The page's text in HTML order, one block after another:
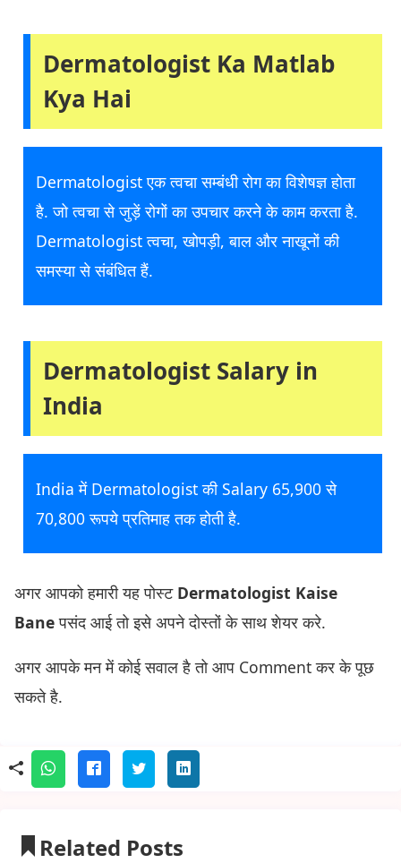
Dermatologist Ka Matlab
Kya Hai
Dermatologist एक त्वचा सम्बंधी रोग का विशेषज्ञ होता
है. जो त्वचा से जुड़ें रोगों का उपचार करने के काम करता है.
Dermatologist त्वचा, खोपड़ी, बाल और नाखूनों की
समस्या से संबंधित हैं.
Dermatologist Salary in
India
India में Dermatologist की Salary 65,900 से
70,800 रूपये प्रतिमाह तक होती है.
अगर आपको हमारी यह पोस्ट Dermatologist Kaise
Baneपसंद आई तो इसे अपने दोस्तों के साथ शेयर करे.
अगर आपके मन में कोई सवाल है तो आप Comment कर के पूछ
सकते है.
Related Posts